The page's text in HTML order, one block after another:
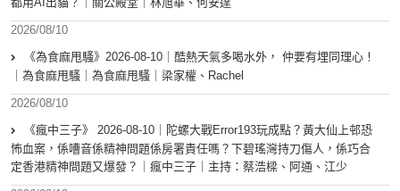
2026/08/10
《為食麻甩騷》2026-08-10｜酷熱天氣多喝水外， 仲要有埋同理心！
｜為食麻甩騷｜為食麻甩騷｜梁家權、Rachel
2026/08/10
《瘋中三子》 2026-08-10｜陀螺大戰Error193玩成點？黃大仙上邨恐
怖血案，係嘈音係精神問題係房署責任嗎？下碧瑤灣持刀傷人，係巧合
定香港精神問題又爆發？｜瘋中三子｜主持：蔡浩樑、阿通、江少